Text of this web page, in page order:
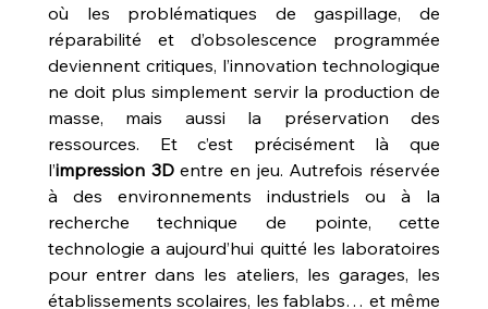
où les problématiques de gaspillage, de
réparabilité et d’obsolescence programmée
deviennent critiques, l’innovation technologique
ne doit plus simplement servir la production de
masse, mais aussi la préservation des
ressources. Et c’est précisément là que
l’impression 3D entre en jeu. Autrefois réservée
à des environnements industriels ou à la
recherche technique de pointe, cette
technologie a aujourd’hui quitté les laboratoires
pour entrer dans les ateliers, les garages, les
établissements scolaires, les fablabs… et même